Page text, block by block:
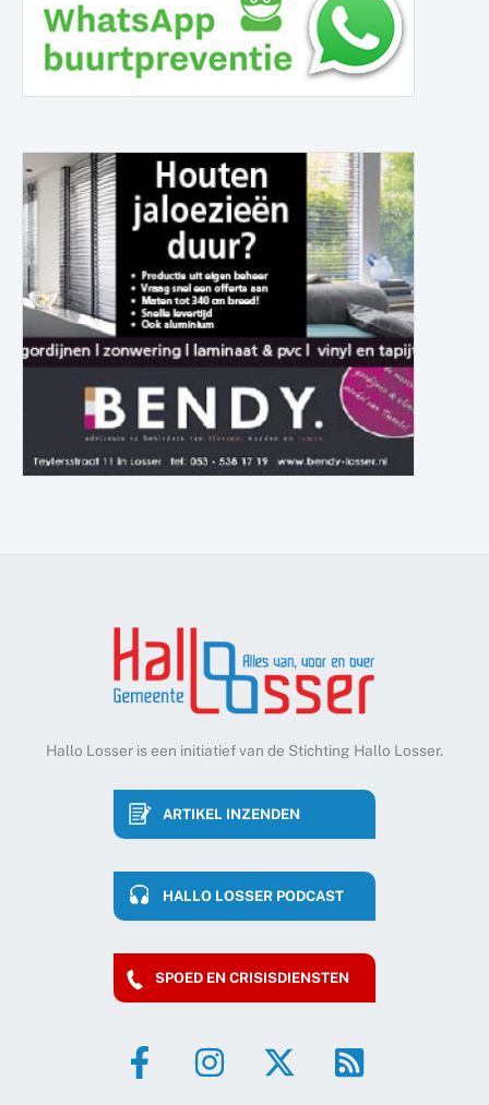
Hallo Losser is een initiatief van de Stichting Hallo Losser.
ARTIKEL INZENDEN
HALLO LOSSER PODCAST
SPOED EN CRISISDIENSTEN